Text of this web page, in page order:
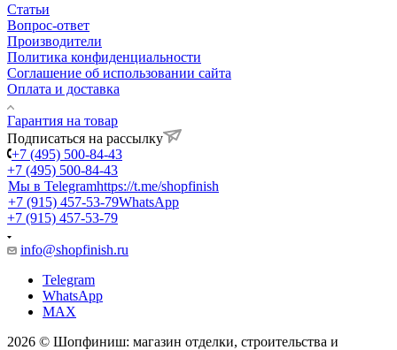
Статьи
Вопрос-ответ
Производители
Политика конфиденциальности
Соглашение об использовании сайта
Оплата и доставка
Гарантия на товар
Подписаться на рассылку
+7 (495) 500-84-43
+7 (495) 500-84-43
Мы в Telegramhttps://t.me/shopfinish
+7 (915) 457-53-79WhatsApp
+7 (915) 457-53-79
info@shopfinish.ru
Telegram
WhatsApp
MAX
2026 © Шопфиниш: магазин отделки, строительства и